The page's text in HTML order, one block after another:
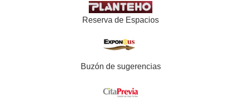
Reserva de Espacios
Buzón de sugerencias